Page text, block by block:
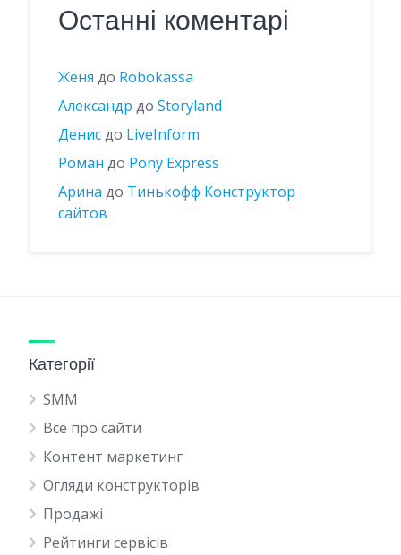
Останні коментарі
Женя до Robokassa
Александр до Storyland
Денисдо LiveInform
Роман до Pony Express
Арина до Тинькофф Конструктор
сайтов
Категорії
SMM
Все про сайти
Контент маркетинг
Огляди конструкторів
Продажі
Рейтинги сервісів